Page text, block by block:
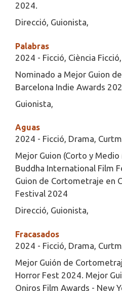
2024.
Direcció, Guionista,
Palabras
2024 - Ficció, Ciència
Nominado a Mejor Guion
Barcelona Indie Awards
Guionista,
Aguas
2024 - Ficció, Drama,
Mejor Guion (Corto y
Buddha International Film
Guion de Cortometraje en
Festival 2024
Direcció, Guionista,
Fracasados
2024 - Ficció, Drama,
Mejor Guión de
Horror Fest 2024. Mejor
Oniros Film Awards - New